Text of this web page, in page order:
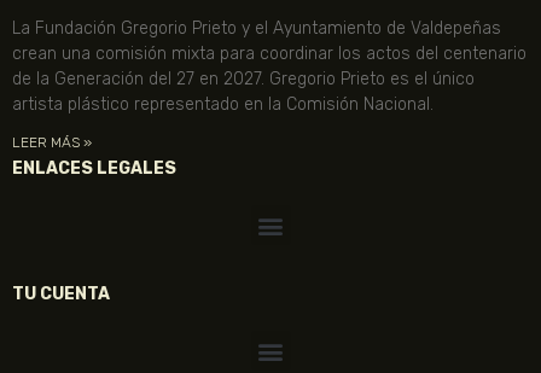
La Fundación Gregorio Prieto y el Ayuntamiento de Valdepeñas
crean una comisión mixta para coordinar los actos del centenario
de la Generación del 27 en 2027. Gregorio Prieto es el único
artista plástico representado en la Comisión Nacional.
LEER MÁS »
ENLACES LEGALES
TU CUENTA